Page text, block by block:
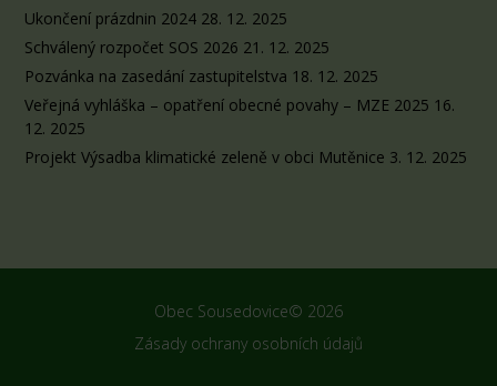
Ukončení prázdnin 2024 28. 12. 2025
Schválený rozpočet SOS 2026 21. 12. 2025
Pozvánka na zasedání zastupitelstva 18. 12. 2025
Veřejná vyhláška – opatření obecné povahy – MZE 2025 16.
12. 2025
Projekt Výsadba klimatické zeleně v obci Mutěnice 3. 12. 2025
Obec Sousedovice© 2026
Zásady ochrany osobních údajů